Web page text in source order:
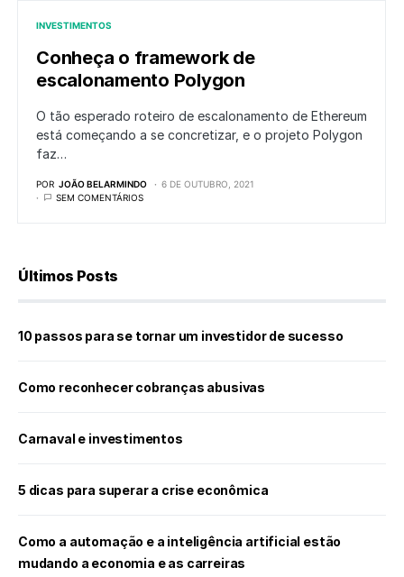
INVESTIMENTOS
Conheça o framework de
escalonamento Polygon
O tão esperado roteiro de escalonamento de Ethereum
está começando a se concretizar, e o projeto Polygon
faz…
POR JOÃO BELARMINDO
6 DE OUTUBRO, 2021
SEM COMENTÁRIOS
Últimos Posts
10 passos para se tornar um investidor de sucesso
Como reconhecer cobranças abusivas
Carnaval e investimentos
5 dicas para superar a crise econômica
Como a automação e a inteligência artificial estão
mudando a economia e as carreiras